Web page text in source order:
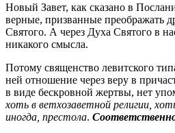
Новый Завет, как сказано в
верные, призванные преображать
Святого. А через Духа Святого в
никакого смысла.
Потому священство левитского
ней отношение через веру в
в виде бескровной жертвы, нет
хоть в ветхозаветной религии,
иногда, престола.